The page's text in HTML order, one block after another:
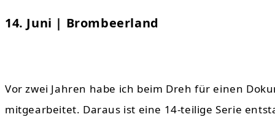
14. Juni | Brombeerland
Vor zwei Jahren habe ich beim Dreh für einen
mitgearbeitet. Daraus ist eine 14-teilige Serie